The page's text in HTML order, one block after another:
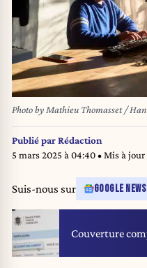
Photo by Mathieu Thomasset /
Publié parRédaction
5 mars 2025 à 04:40• Mis à jour
Suis-nous sur GOOGLE NEWS
Couverture